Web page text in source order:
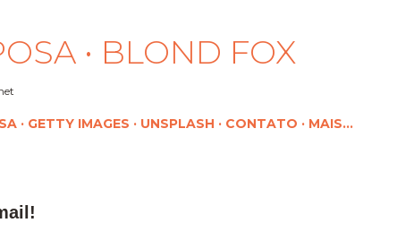
• BLOND FOX
GETTY IMAGES UNSPLASH CONTATO MAIS…